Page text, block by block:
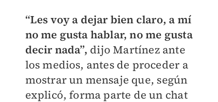
“Les voy a dejar bien claro, a mí
no me gusta hablar, no me gusta
decir nada”, dijo Martínez ante
los medios, antes de proceder a
mostrar un mensaje que, según
explicó, forma parte de un chat